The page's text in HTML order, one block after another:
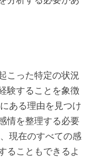
こった特定の状況
験することを象徴
ある理由を見つけ
情を整理する必要
現在のすべての感
ることもできるよ